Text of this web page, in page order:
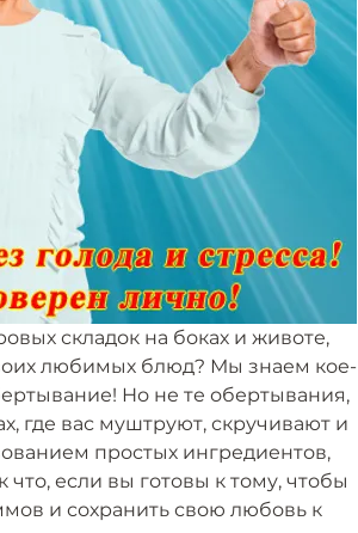
складок на боках и животе,
любимых блюд? Мы знаем кое-
Но не те обертывания,
где вас муштруют, скручивают и
простых ингредиентов,
что, если вы готовы к тому, чтобы
и сохранить свою любовь к